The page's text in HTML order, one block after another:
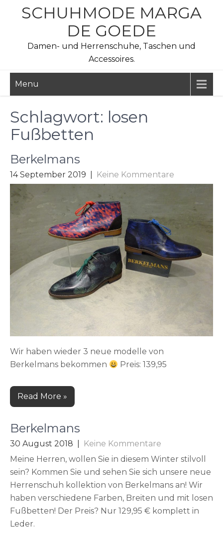
SCHUHMODE MARGA
DE GOEDE
Damen- und Herrenschuhe, Taschen und
Accessoires.
Menu
Schlagwort: losen
Fußbetten
Berkelmans
14 September 2019 Keine Kommentare
Wir haben wieder 3 neue modelle von
Berkelmans bekommen
Preis: 139,95
Read More »
Berkelmans
30 August 2018
Keine Kommentare
Meine Herren, wollen Sie in diesem Winter stilvoll
sein? Kommen Sie und sehen Sie sich unsere neue
Herrenschuh kollektion von Berkelmans an! Wir
haben verschiedene Farben, Breiten und mit losen
Fußbetten! Der Preis? Nur 129,95 € komplett in
Leder.